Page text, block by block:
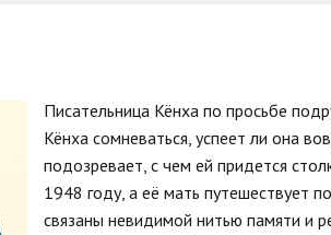
Писательница Кёнха по просьбе
Кёнха сомневаться, успеет ли она
подозревает, с чем ей придется
1948 году, а её мать путешествует
связаны невидимой нитью памяти и